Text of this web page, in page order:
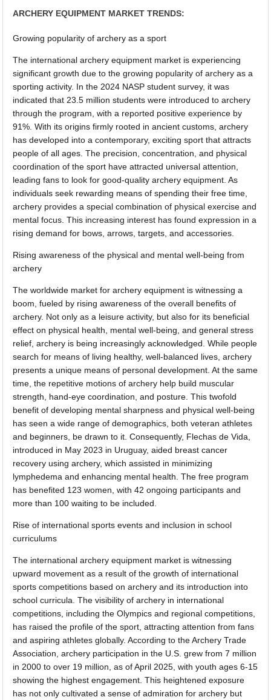
ARCHERY EQUIPMENT MARKET TRENDS:
Growing popularity of archery as a sport
The international archery equipment market is experiencing
significant growth due to the growing popularity of archery as a
sporting activity. In the 2024 NASP student survey, it was
indicated that 23.5 million students were introduced to archery
through the program, with a reported positive experience by
91%. With its origins firmly rooted in ancient customs, archery
has developed into a contemporary, exciting sport that attracts
people of all ages. The precision, concentration, and physical
coordination of the sport have attracted universal attention,
leading fans to look for good-quality archery equipment. As
individuals seek rewarding means of spending their free time,
archery provides a special combination of physical exercise and
mental focus. This increasing interest has found expression in a
rising demand for bows, arrows, targets, and accessories.
Rising awareness of the physical and mental well-being from
archery
The worldwide market for archery equipment is witnessing a
boom, fueled by rising awareness of the overall benefits of
archery. Not only as a leisure activity, but also for its beneficial
effect on physical health, mental well-being, and general stress
relief, archery is being increasingly acknowledged. While people
search for means of living healthy, well-balanced lives, archery
presents a unique means of personal development. At the same
time, the repetitive motions of archery help build muscular
strength, hand-eye coordination, and posture. This twofold
benefit of developing mental sharpness and physical well-being
has seen a wide range of demographics, both veteran athletes
and beginners, be drawn to it. Consequently, Flechas de Vida,
introduced in May 2023 in Uruguay, aided breast cancer
recovery using archery, which assisted in minimizing
lymphedema and enhancing mental health. The free program
has benefited 123 women, with 42 ongoing participants and
more than 100 waiting to be included.
Rise of international sports events and inclusion in school
curriculums
The international archery equipment market is witnessing
upward movement as a result of the growth of international
sports competitions based on archery and its introduction into
school curricula. The visibility of archery in international
competitions, including the Olympics and regional competitions,
has raised the profile of the sport, attracting attention from fans
and aspiring athletes globally. According to the Archery Trade
Association, archery participation in the U.S. grew from 7 million
in 2000 to over 19 million, as of April 2025, with youth ages 6-15
showing the highest engagement. This heightened exposure
has not only cultivated a sense of admiration for archery but